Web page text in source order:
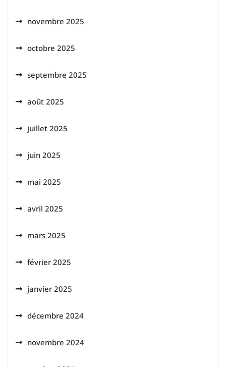
novembre 2025
octobre 2025
septembre 2025
août 2025
juillet 2025
juin 2025
mai 2025
avril 2025
mars 2025
février 2025
janvier 2025
décembre 2024
novembre 2024